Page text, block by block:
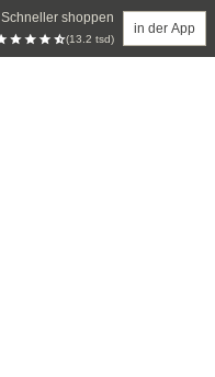
Schneller shoppen
(13.2 tsd)
in der App